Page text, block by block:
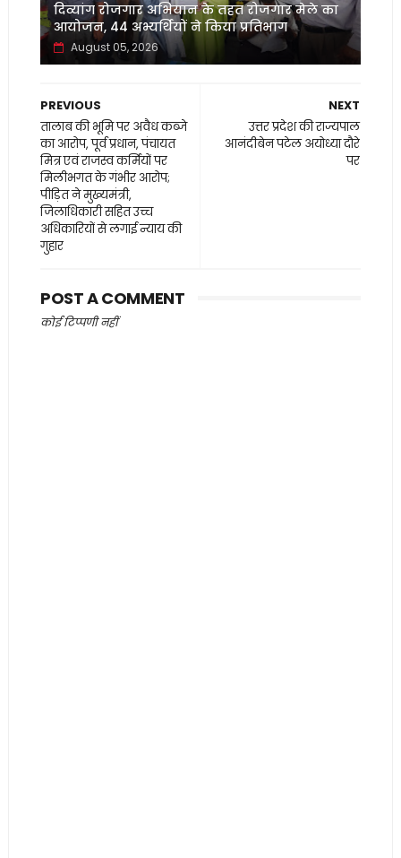
दिव्यांग रोजगार अभियान के तहत रोजगार मेले का
आयोजन, 44 अभ्यर्थियों ने किया प्रतिभाग
August 05, 2026
NEXT
उत्तर प्रदेश की राज्यपाल
आनंदीबेन पटेल अयोध्या दौरे
पर
PREVIOUS
तालाब की भूमि पर अवैध कब्जे
का आरोप, पूर्व प्रधान, पंचायत
मित्र एवं राजस्व कर्मियों पर
मिलीभगत के गंभीर आरोप;
पीड़ित ने मुख्यमंत्री,
जिलाधिकारी सहित उच्च
अधिकारियों से लगाई न्याय की
गुहार
POST A COMMENT
कोई टिप्पणी नहीं